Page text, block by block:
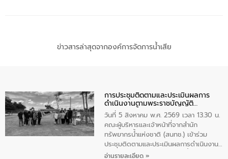
ข่าวสารล่าสุดจากองค์การจัดการน้ำเสีย
การประชุมติดตามและประเมินผลการ
ดำเนินงานตามพระราชบัญญัติ
ทรัพยากรน้ำ พ.ศ. 2561 ประจำ
ปีงบประมาณ พ.ศ. 2569
วันที่ 5 สิงหาคม พ.ศ. 2569 เวลา 13.30 น.
คณะผู้บริหารและเจ้าหน้าที่จากสำนัก
ทรัพยากรน้ำแห่งชาติ (สนทช.) เข้าร่วม
ประชุมติดตามและประเมินผลการดำเนินงาน
ตามพระราชบัญญัติทรัพยากรน้ำ พ.ศ. 2561
อ่านรายละเอียด »